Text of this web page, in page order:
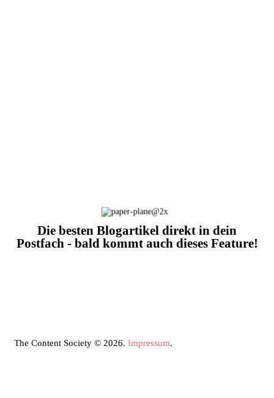
Die besten Blogartikel direkt in dein
Postfach - bald kommt auch dieses Feature!
The Content Society © 2026. Impressum.